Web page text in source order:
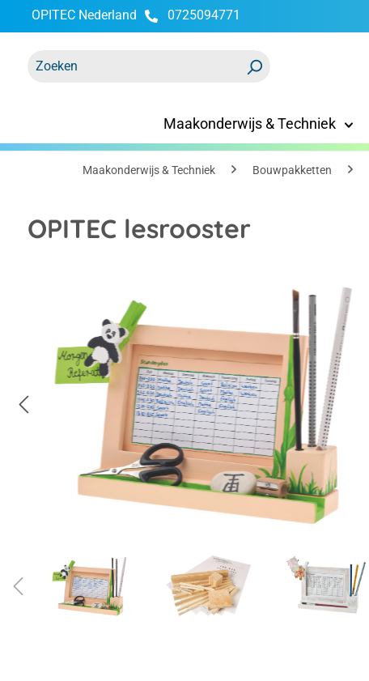
Ga naar de hoofdnavigatie
OPITEC Nederland 0725094771
Maakonderwijs & Techniek
Maakonderwijs & Techniek Bouwpakketten
OPITEC lesrooster